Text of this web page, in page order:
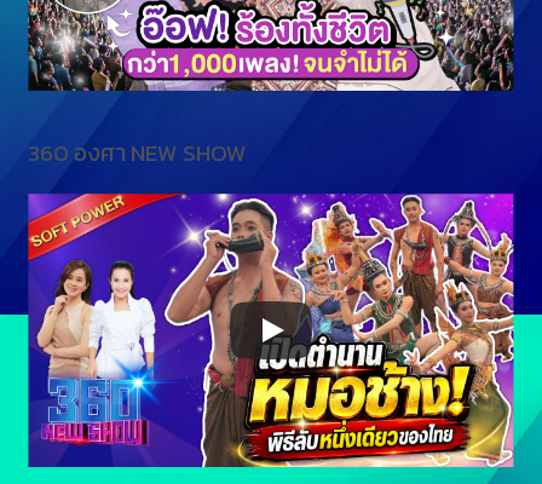
360 องศา NEW SHOW